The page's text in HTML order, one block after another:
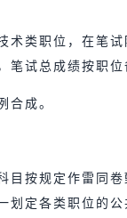
术类职位，在笔试
笔试总成绩按职位
合成。
目按规定作雷同卷
划定各类职位的公